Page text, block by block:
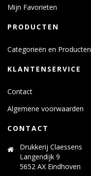
Mijn Favorieten
PRODUCTEN
Categorieën en Producten
KLANTENSERVICE
Contact
Algemene voorwaarden
CONTACT
Drukkerij Claessens
Langendijk 9
5652 AX Eindhoven